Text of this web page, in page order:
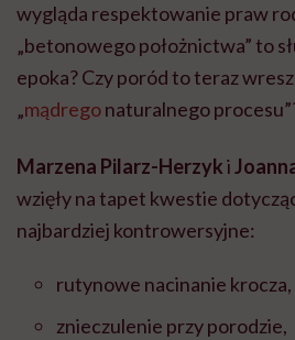
wygląda respektowanie praw
„betonowego położnictwa” to
epoka? Czy poród to teraz
„mądregonaturalnego
Marzena Pilarz-Herzyki
wzięły na tapet kwestie
najbardziej kontrowersyjne:
rutynowe nacinanie krocza,
znieczulenie przy porodzie,